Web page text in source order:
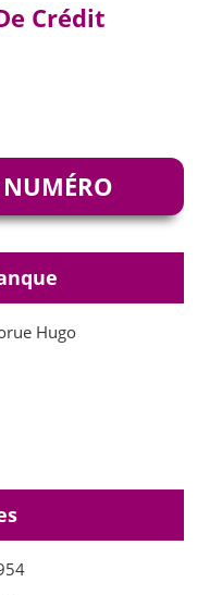
Crédit
Hugo